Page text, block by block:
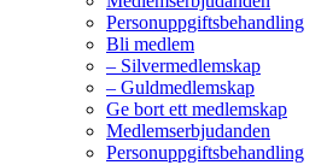
Personuppgiftsbehandling
Bli medlem
– Silvermedlemskap
– Guldmedlemskap
Ge bort ett medlemskap
Medlemserbjudanden
Personuppgiftsbehandling